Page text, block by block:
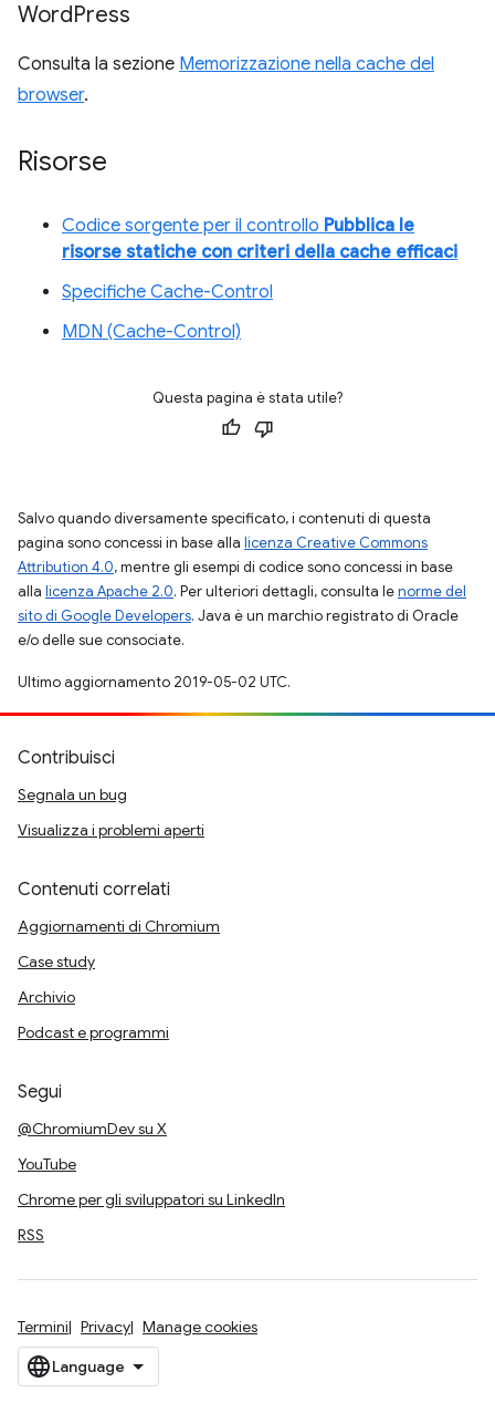
WordPress
Consulta la sezione Memorizzazione nella cache del
browser.
Risorse
Codice sorgente per il controllo Pubblica le
risorse statiche con criteri della cache efficaci
Specifiche Cache-Control
MDN (Cache-Control)
Questa pagina è stata utile?
Salvo quando diversamente specificato, i contenuti di questa
pagina sono concessi in base alla licenza Creative Commons
Attribution 4.0, mentre gli esempi di codice sono concessi in base
alla licenza Apache 2.0. Per ulteriori dettagli, consulta lenorme del
sito di Google Developers. Java è un marchio registrato di Oracle
e/o delle sue consociate.
Ultimo aggiornamento 2019-05-02 UTC.
Contribuisci
Segnala un bug
Visualizza i problemi aperti
Contenuti correlati
Aggiornamenti di Chromium
Case study
Archivio
Podcast e programmi
Segui
@ChromiumDev su X
YouTube
Chrome per gli sviluppatori su LinkedIn
RSS
Termini Privacy Manage cookies